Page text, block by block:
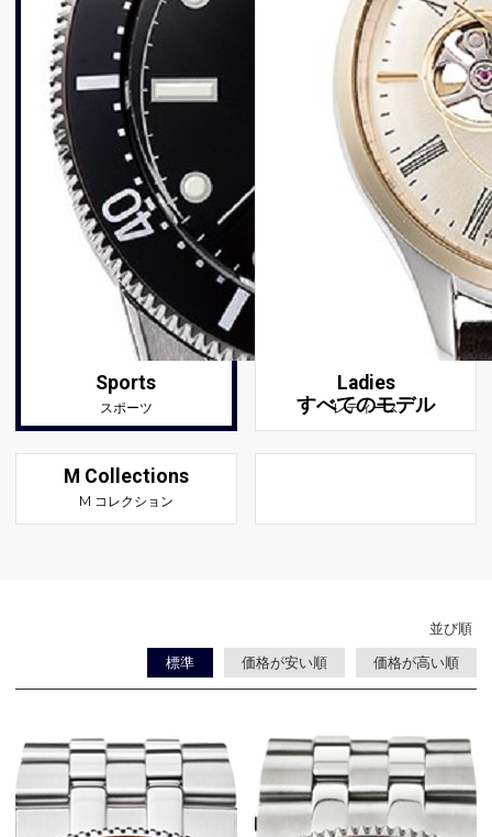
Sports
スポーツ
Ladies
レディース
M Collections
M コレクション
すべてのモデル
並び順
標準 価格が安い順 価格が高い順